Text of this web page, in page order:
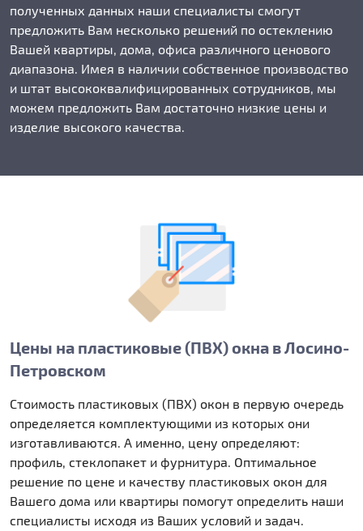
полученных данных наши специалисты смогут
предложить Вам несколько решений по остеклению
Вашей квартиры, дома, офиса различного ценового
диапазона. Имея в наличии собственное производство
и штат высококвалифицированных сотрудников, мы
можем предложить Вам достаточно низкие цены и
изделие высокого качества.
Цены на пластиковые (ПВХ) окна в Лосино-
Петровском
Стоимость пластиковых (ПВХ) окон в первую очередь
определяется комплектующими из которых они
изготавливаются. А именно, цену определяют:
профиль, стеклопакет и фурнитура. Оптимальное
решение по цене и качеству пластиковых окон для
Вашего дома или квартиры помогут определить наши
специалисты исходя из Ваших условий и задач.